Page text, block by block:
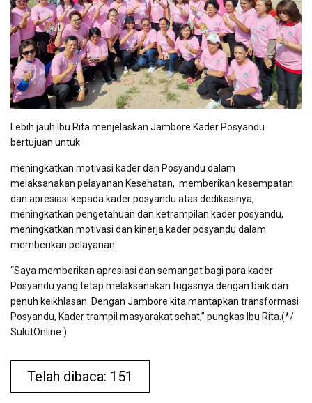
Lebih jauh Ibu Rita menjelaskan Jambore Kader Posyandu
bertujuan untuk
meningkatkan motivasi kader dan Posyandu dalam
melaksanakan pelayanan Kesehatan, memberikan kesempatan
dan apresiasi kepada kader posyandu atas dedikasinya,
meningkatkan pengetahuan dan ketrampilan kader posyandu,
meningkatkan motivasi dan kinerja kader posyandu dalam
memberikan pelayanan.
“Saya memberikan apresiasi dan semangat bagi para kader
Posyandu yang tetap melaksanakan tugasnya dengan baik dan
penuh keikhlasan. Dengan Jambore kita mantapkan transformasi
Posyandu, Kader trampil masyarakat sehat,” pungkas Ibu Rita.(*/
SulutOnline )
Telah dibaca: 151